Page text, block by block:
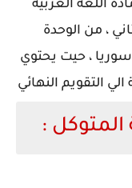
اللغة العربية
، من الوحدة
، حيت يحتوي
: